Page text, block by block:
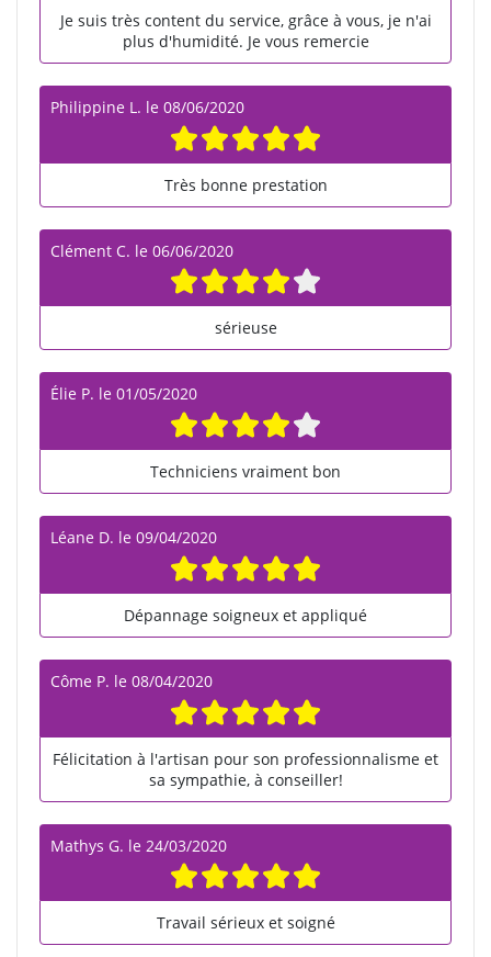
Je suis très content du service, grâce à vous, je n'ai
plus d'humidité. Je vous remercie
Philippine L. le 08/06/2020
Très bonne prestation
Clément C. le 06/06/2020
sérieuse
Élie P. le 01/05/2020
Techniciens vraiment bon
Léane D. le 09/04/2020
Dépannage soigneux et appliqué
Côme P. le 08/04/2020
Félicitation à l'artisan pour son professionnalisme et
sa sympathie, à conseiller!
Mathys G. le 24/03/2020
Travail sérieux et soigné